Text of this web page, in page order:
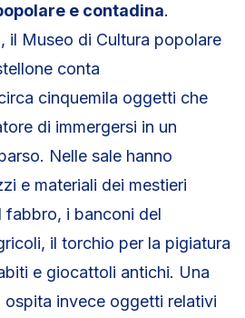
e contadina.
il Museo di Cultura popolare
conta
cinquemila oggetti che
di immergersi in un
Nelle sale hanno
e materiali dei mestieri
fabbro, i banconi del
il torchio per la pigiatura
e giocattoli antichi. Una
ospita invece oggetti relativi